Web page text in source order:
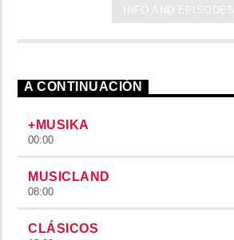
INFO AND EPISODES
A CONTINUACIÓN
+MUSIKA
00:00
MUSICLAND
08:00
CLÁSICOS